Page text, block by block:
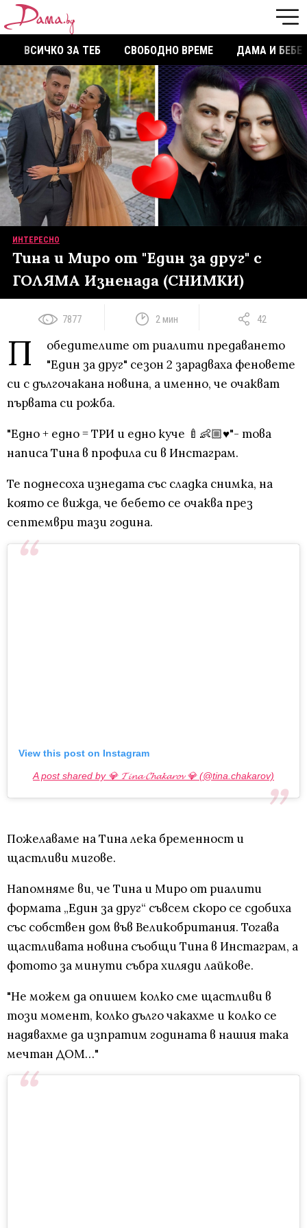
ВСИЧКО ЗА ТЕБ СВОБОДНО ВРЕМЕ ДАМА И БЕБЕ
ИНТЕРЕСНО
Тина и Миро от "Един за друг" с
ГОЛЯМА Изненада (СНИМКИ)
7877 2 мин 42
П
обедителите от риалити предаването
"Един за друг" сезон 2 зарадваха феновете
си с дългочакана новина, а именно, че очакват
първата си рожба.
"Едно + едно = ТРИ и едно куче 🍼👶🏼♥️"- това
написа Тина в профила си в Инстаграм.
Те поднесоха изнедата със сладка снимка, на
която се вижда, че бебето се очаква през
септември тази година.
View this post on Instagram
A post shared by 💎 𝓣𝓲𝓷𝓪 𝓒𝓱𝓪𝓴𝓪𝓻𝓸𝓿 💎 (@tina.chakarov)
Пожелаваме на Тина лека бременност и
щастливи мигове.
Напомняме ви, че Тина и Миро от риалити
формата „Един за друг“ съвсем скоро се сдобиха
със собствен дом във Великобритания. Тогава
щастливата новина съобщи Тина в Инстаграм, а
фотото за минути събра хиляди лайкове.
"Не можем да опишем колко сме щастливи в
този момент, колко дълго чакахме и колко се
надявахме да изпратим годината в нашия така
мечтан ДОМ…"